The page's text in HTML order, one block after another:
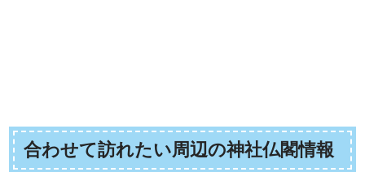
合わせて訪れたい周辺の神社仏閣情報